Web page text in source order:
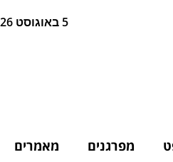
5 באוגוסט 2026 0:15
מפרגנים מאמרים